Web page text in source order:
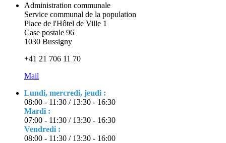
Administration communale
Service communal de la population
Place de l'Hôtel de Ville 1
Case postale 96
1030 Bussigny
+41 21 706 11 70
Mail
Lundi, mercredi, jeudi :
08:00 - 11:30 / 13:30 - 16:30
Mardi :
07:00 - 11:30 / 13:30 - 16:30
Vendredi :
08:00 - 11:30 / 13:30 - 16:00